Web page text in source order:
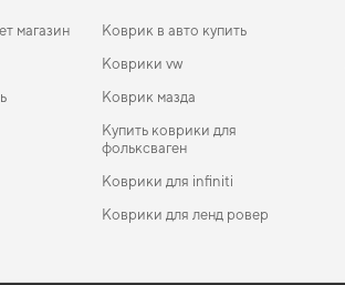
магазин
Коврик в авто купить
Коврики vw
Коврик мазда
Купить коврики для
фольксваген
Коврики для infiniti
Коврики для ленд ровер